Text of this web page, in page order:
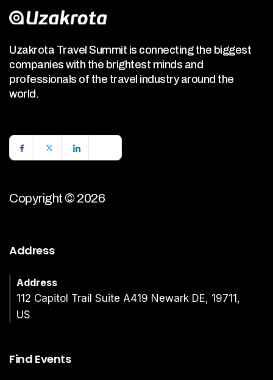
Uzakrota Travel Summit is connecting the biggest
companies with the brightest minds and
professionals of the travel industry around the
world.
Copyright © 2026
Address
Address
112 Capitol Trail Suite A419 Newark DE, 19711,
US
Find Events